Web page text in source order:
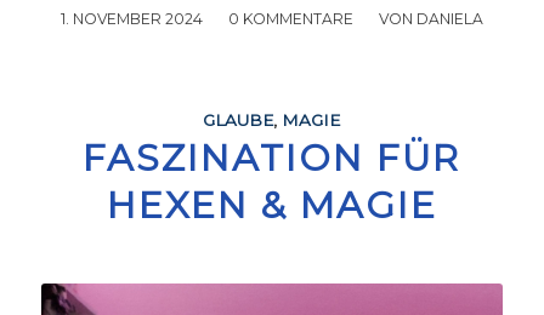
1. NOVEMBER 2024
/ 0 KOMMENTARE
/ VON DANIELA
GLAUBE, MAGIE
FASZINATION FÜR
HEXEN & MAGIE